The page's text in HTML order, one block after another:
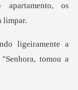
igeiramente a